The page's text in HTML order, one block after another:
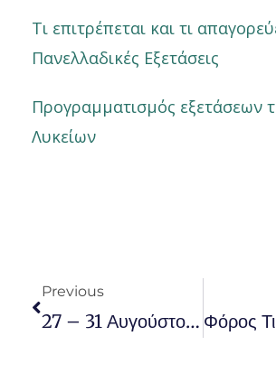
Τι επιτρέπεται και τι
Πανελλαδικές Εξετάσεις
Προγραμματισμός εξετάσεων
Λυκείων
Previous
27 – 31 Αυγούστου Η Ανακοίνωση Των Βάσεων